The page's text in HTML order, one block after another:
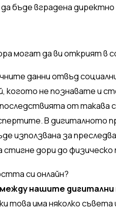
бъде вградена директно
данни отвъд
когото не познавате и
от
В дигиталното
използвана за
дори до физическо
си онлайн?
нашите
това има няколко